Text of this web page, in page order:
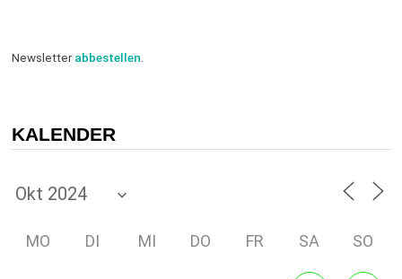
Newsletterabbestellen.
KALENDER
MO DI MI DO FR SA SO